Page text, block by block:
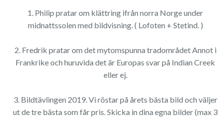
1. Philip pratar om klättring ifrån norra Norge under
midnattssolen med bildvisning. ( Lofoten + Stetind. )
2. Fredrik pratar om det mytomspunna tradområdet Annot i
Frankrike och huruvida det är Europas svar på Indian Creek
eller ej.
3. Bildtävlingen 2019. Vi röstar på årets bästa bild och väljer
ut de tre bästa som får pris. Skicka in dina egna bilder (max 3